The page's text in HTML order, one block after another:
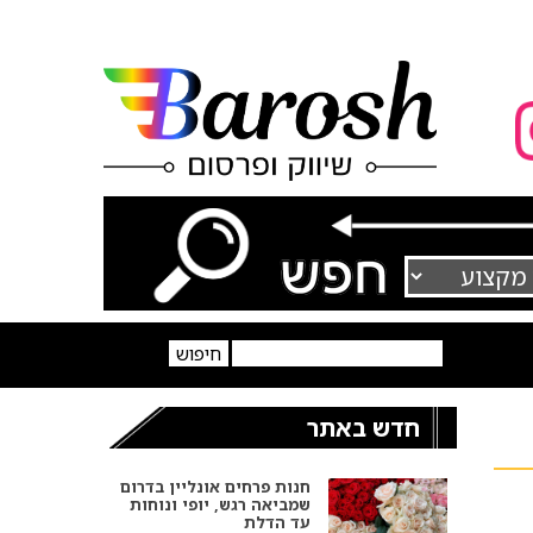
חדש באתר
חנות פרחים אונליין בדרום
שמביאה רגש, יופי ונוחות
עד הדלת